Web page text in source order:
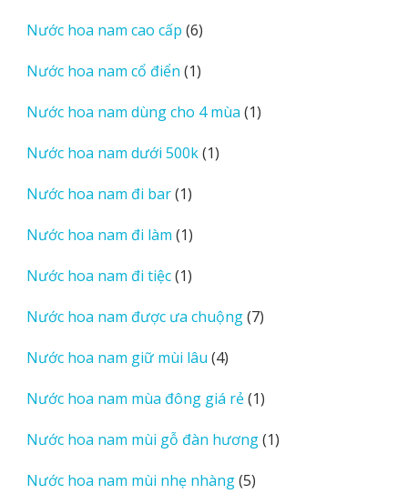
phẩm
Nước hoa nam cao cấp 66
phẩm
Nước hoa nam cổ điển 11
phẩm
Nước hoa nam dùng cho 4 mùa 11
Nước hoa nam dưới 500k 11
Nước hoa nam đi bar 11
phẩm
Nước hoa nam đi làm 11
phẩm
Nước hoa nam đi tiệc 11
phẩm
Nước hoa nam được ưa chuộng 77
Nước hoa nam giữ mùi lâu 44
phẩm
Nước hoa nam mùa đông giá rẻ 11
phẩm
Nước hoa nam mùi gỗ đàn hương 11
Nước hoa nam mùi nhẹ nhàng 55